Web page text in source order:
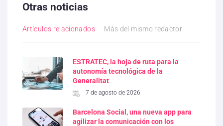
Otras noticias
Artículos relacionados Más del mismo redactor
ESTRATEC, la hoja de ruta para la
autonomía tecnológica de la
Generalitat
7 de agosto de 2026
Barcelona Social, una nueva app para
agilizar la comunicación con los